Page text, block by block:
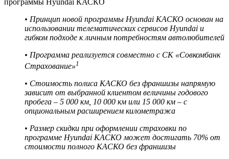
• Принцип новой программы Hyundai КАСКО основан на
использовании телематических сервисов Hyundai и
гибком подходе к личным потребностям автолюбителей
• Программа реализуется совместно с СК «Совкомбанк
Страхование»1
• Стоимость полиса КАСКО без франшизы напрямую
зависит от выбранной клиентом величины годового
пробега – 5 000 км, 10 000 км или 15 000 км – с
опциональным расширением километража
• Размер скидки при оформлении страховки по
программе Hyundai КАСКО может достигать 70% от
стоимости полного КАСКО без франшизы